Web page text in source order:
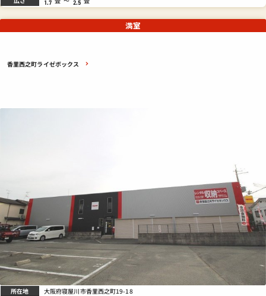
1.7 2.5
香里西之町ライゼボックス
満室
所在地 大阪府寝屋川市香里西之町19-18